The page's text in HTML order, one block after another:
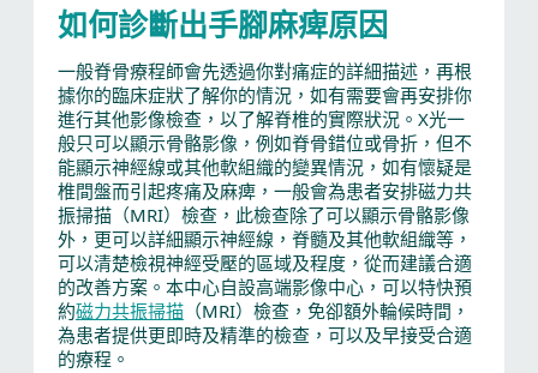
如何診斷出手腳麻痺原因
一般脊骨療程師會先透過你對痛症的詳細描述，再根
據你的臨床症狀了解你的情況，如有需要會再安排你
進行其他影像檢查，以了解脊椎的實際狀況。X光一
般只可以顯示骨骼影像，例如脊骨錯位或骨折，但不
能顯示神經線或其他軟組織的變異情況，如有懷疑是
椎間盤而引起疼痛及麻痺，一般會為患者安排磁力共
振掃描（MRI）檢查，此檢查除了可以顯示骨骼影像
外，更可以詳細顯示神經線，脊髓及其他軟組織等，
可以清楚檢視神經受壓的區域及程度，從而建議合適
的改善方案。本中心自設高端影像中心，可以特快預
約磁力共振掃描（MRI）檢查，免卻額外輪候時間，
為患者提供更即時及精準的檢查，可以及早接受合適
的療程。